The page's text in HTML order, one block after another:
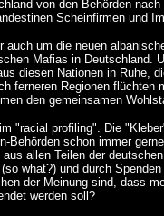
von den Behörden
Scheinfirmen und
auch um die neuen
Mafias in Deutschland.
diesen Nationen in Ruhe,
ferneren Regionen flüchten
den gemeinsamen
"racial profiling". Die
Behörden schon immer
allen Teilen der
what?) und durch
der Meinung sind, dass
werden soll?